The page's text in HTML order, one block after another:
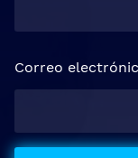
Correo